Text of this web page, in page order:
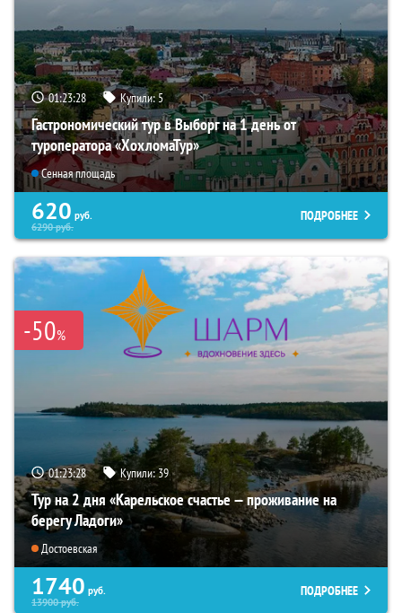
01:23:27 Купили:5
Гастрономический тур в Выборг на 1 день от
туроператора «ХохломаТур»
Сенная площадь
620 руб.
6290руб.
ПОДРОБНЕЕ
-50%
01:23:27 Купили:39
Тур на 2 дня «Карельское счастье — проживание на
берегу Ладоги»
Достоевская
1740 руб.
13900руб.
ПОДРОБНЕЕ